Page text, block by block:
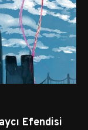
Efendisi